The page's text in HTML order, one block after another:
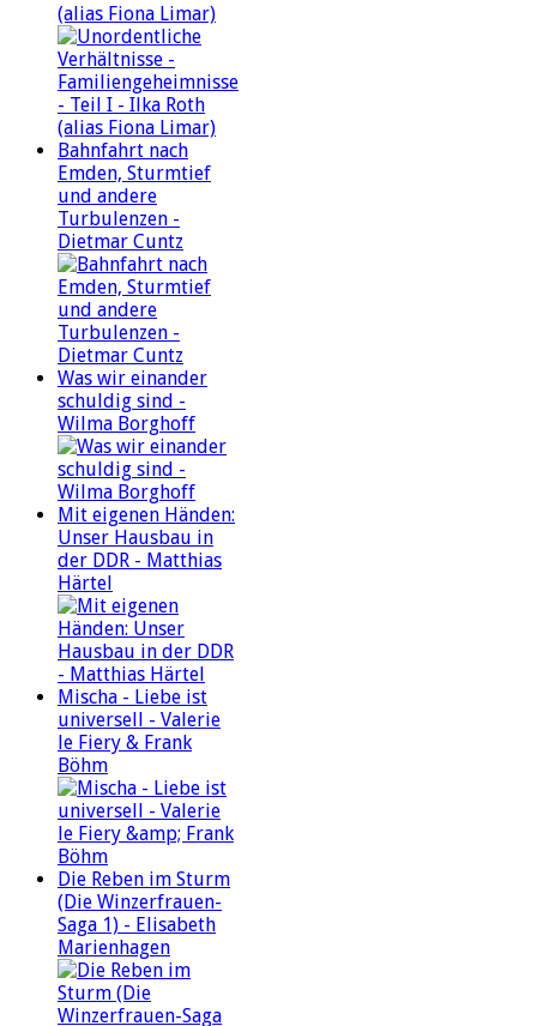
(alias Fiona Limar)
Bahnfahrt nach
Emden, Sturmtief
und andere
Turbulenzen -
Dietmar Cuntz
Was wir einander
schuldig sind -
Wilma Borghoff
Mit eigenen Händen:
Unser Hausbau in
der DDR - Matthias
Härtel
Mischa - Liebe ist
universell - Valerie
le Fiery & Frank
Böhm
Die Reben im Sturm
(Die Winzerfrauen-
Saga 1) - Elisabeth
Marienhagen